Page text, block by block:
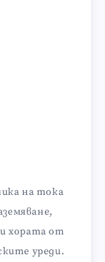
на тока
хората от
уреди.